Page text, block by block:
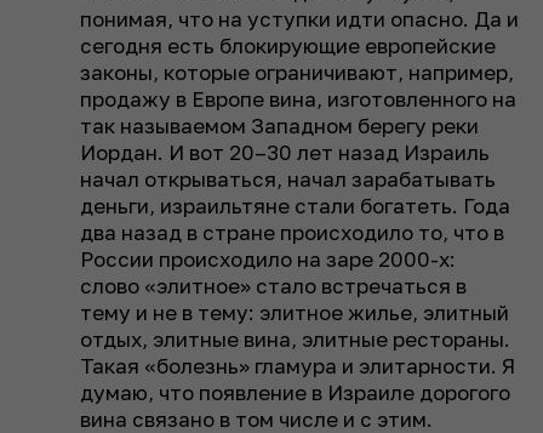
понимая, что на уступки идти опасно. Да и
сегодня есть блокирующие европейские
законы, которые ограничивают, например,
продажу в Европе вина, изготовленного на
так называемом Западном берегу реки
Иордан. И вот 20–30 лет назад Израиль
начал открываться, начал зарабатывать
деньги, израильтяне стали богатеть. Года
два назад в стране происходило то, что в
России происходило на заре 2000-х:
слово «элитное» стало встречаться в
тему и не в тему: элитное жилье, элитный
отдых, элитные вина, элитные рестораны.
Такая «болезнь» гламура и элитарности. Я
думаю, что появление в Израиле дорогого
вина связано в том числе и с этим.